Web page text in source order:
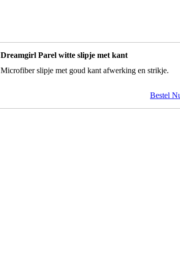
Dreamgirl Parel witte slipje met kant
Microfiber slipje met goud kant afwerking en strikje.
Bestel